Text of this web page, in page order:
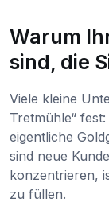
Warum
sind, die
Viele kleine
Tretmühle“
eigentliche
sind neue
konzentrieren,
zu füllen.